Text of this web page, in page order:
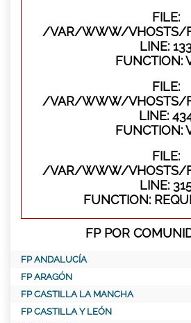
FILE:
/VAR/WWW/VHOSTS/
LINE:
FUNCTION:
FILE:
/VAR/WWW/VHOSTS/
LINE:
FUNCTION:
FILE:
/VAR/WWW/VHOSTS/
LINE:
FUNCTION:
FP POR
FP ANDALUCÍA
FP ARAGÓN
FP CASTILLA LA MANCHA
FP CASTILLA Y LEÓN